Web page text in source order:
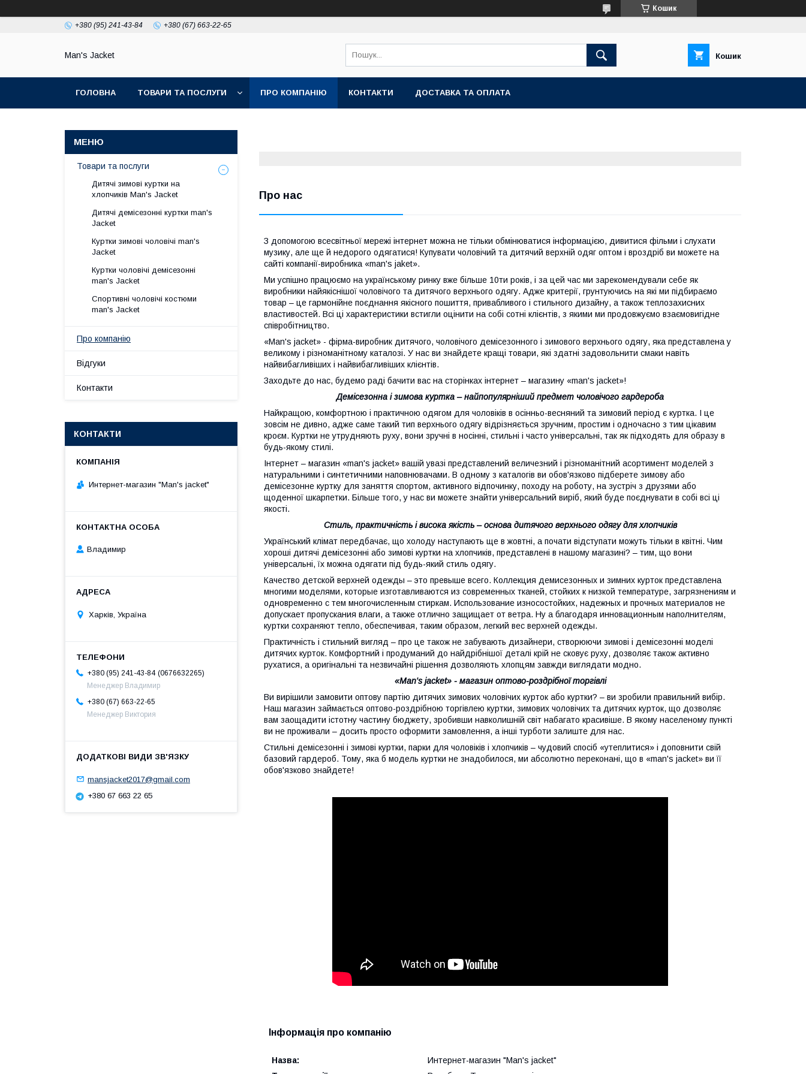
Кошик
+380 (95) 241-43-84 +380 (67) 663-22-65
Man's Jacket Кошик
ГОЛОВНА ТОВАРИ ТА ПОСЛУГИ ПРО КОМПАНІЮ КОНТАКТИ ДОСТАВКА ТА ОПЛАТА
Про нас
З допомогою всесвітньої мережі інтернет можна не тільки обмінюватися інформацією, дивитися фільми і слухати
музику, але ще й недорого одягатися! Купувати чоловічий та дитячий верхній одяг оптом і вроздріб ви можете на
сайті компанії-виробника «man's jaket».
Ми успішно працюємо на українському ринку вже більше 10ти років, і за цей час ми зарекомендували себе як
виробники найякіснішої чоловічого та дитячого верхнього одягу. Адже критерії, грунтуючись на які ми підбираємо
товар – це гармонійне поєднання якісного пошиття, привабливого і стильного дизайну, а також теплозахисних
властивостей. Всі ці характеристики встигли оцінити на собі сотні клієнтів, з якими ми продовжуємо взаємовигідне
співробітництво.
«Man's jacket» - фірма-виробник дитячого, чоловічого демісезонного і зимового верхнього одягу, яка представлена у
великому і різноманітному каталозі. У нас ви знайдете кращі товари, які здатні задовольнити смаки навіть
найвибагливіших і найвибагливіших клієнтів.
Заходьте до нас, будемо раді бачити вас на сторінках інтернет – магазину «man's jacket»!
Демісезонна і зимова куртка – найпопулярніший предмет чоловічого гардероба
Найкращою, комфортною і практичною одягом для чоловіків в осінньо-весняний та зимовий період є куртка. І це
зовсім не дивно, адже саме такий тип верхнього одягу відрізняється зручним, простим і одночасно з тим цікавим
кроєм. Куртки не утрудняють руху, вони зручні в носінні, стильні і часто універсальні, так як підходять для образу в
будь-якому стилі.
Інтернет – магазин «man's jacket» вашій увазі представлений величезний і різноманітний асортимент моделей з
натуральними і синтетичними наповнювачами. В одному з каталогів ви обов'язково підберете зимову або
демісезонне куртку для заняття спортом, активного відпочинку, походу на роботу, на зустріч з друзями або
щоденної шкарпетки. Більше того, у нас ви можете знайти універсальний виріб, який буде поєднувати в собі всі ці
якості.
Стиль, практичність і висока якість – основа дитячого верхнього одягу для хлопчиків
Український клімат передбачає, що холоду наступають ще в жовтні, а почати відступати можуть тільки в квітні. Чим
хороші дитячі демісезонні або зимові куртки на хлопчиків, представлені в нашому магазині? – тим, що вони
універсальні, їх можна одягати під будь-який стиль одягу.
Качество детской верхней одежды – это превыше всего. Коллекция демисезонных и зимних курток представлена
многими моделями, которые изготавливаются из современных тканей, стойких к низкой температуре, загрязнениям и
одновременно с тем многочисленным стиркам. Использование износостойких, надежных и прочных материалов не
допускает пропускания влаги, а также отлично защищает от ветра. Ну а благодаря инновационным наполнителям,
куртки сохраняют тепло, обеспечивая, таким образом, легкий вес верхней одежды.
Практичність і стильний вигляд – про це також не забувають дизайнери, створюючи зимові і демісезонні моделі
дитячих курток. Комфортний і продуманий до найдрібнішої деталі крій не сковує руху, дозволяє також активно
рухатися, а оригінальні та незвичайні рішення дозволяють хлопцям завжди виглядати модно.
«Man's jacket» - магазин оптово-роздрібної торгівлі
Ви вирішили замовити оптову партію дитячих зимових чоловічих курток або куртки? – ви зробили правильний вибір.
Наш магазин займається оптово-роздрібною торгівлею куртки, зимових чоловічих та дитячих курток, що дозволяє
вам заощадити істотну частину бюджету, зробивши навколишній світ набагато красивіше. В якому населеному пункті
ви не проживали – досить просто оформити замовлення, а інші турботи залиште для нас.
Стильні демісезонні і зимові куртки, парки для чоловіків і хлопчиків – чудовий спосіб «утеплитися» і доповнити свій
базовий гардероб. Тому, яка б модель куртки не знадобилося, ми абсолютно переконані, що в «man's jacket» ви її
обов'язково знайдете!
Інформація про компанію
Назва:
Интернет-магазин "Man's jacket"
Товари та послуги
Дитячі зимові куртки на
хлопчиків Man's Jacket
Дитячі демісезонні куртки man's
Jacket
Куртки зимові чоловічі man's
Jacket
Куртки чоловічі демісезонні
man's Jacket
Спортивні чоловічі костюми
man's Jacket
Про компанію
Відгуки
Контакти
КОНТАКТИ
Интернет-магазин "Man's jacket"
Владимир
Харків, Україна
+380 (95) 241-43-84 0676632265
Менеджер Владимир
+380 (67) 663-22-65
Менеджер Виктория
mansjacket2017@gmail.com
+380 67 663 22 65